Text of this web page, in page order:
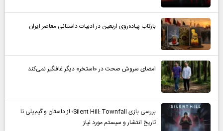
بازتاب پیاده‌روی اربعین در ادبیات داستانی معاصر ایران
امضای سروش صحت در «استخر» دیگر غافلگیر نمی‌کند
بررسی بازی Silent Hill: Townfall؛ از داستان و گیم‌پلی تا
تاریخ انتشار و سیستم مورد نیاز